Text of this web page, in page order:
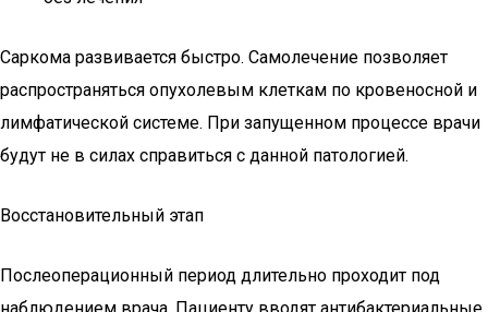
Саркома развивается быстро. Самолечение позволяет
распространяться опухолевым клеткам по кровеносной и
лимфатической системе. При запущенном процессе врачи
будут не в силах справиться с данной патологией.
Восстановительный этап
Послеоперационный период длительно проходит под